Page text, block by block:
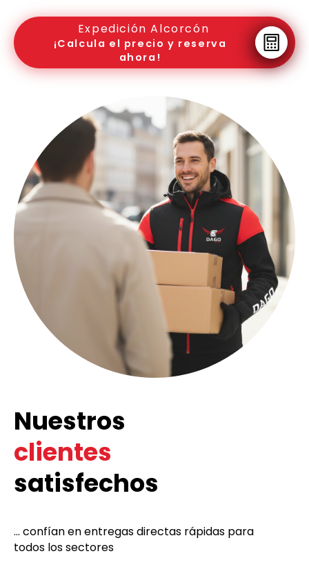
Expedición Alcorcón
¡Calcula el precio y reserva
ahora!
Nuestros
clientes
satisfechos
... confían en entregas directas rápidas para
todos los sectores